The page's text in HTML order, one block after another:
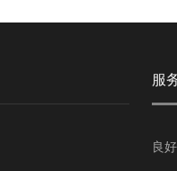
服
良